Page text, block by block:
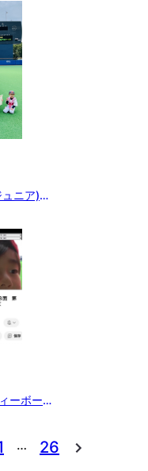
ニア)⚾︎
ーボール
… 26